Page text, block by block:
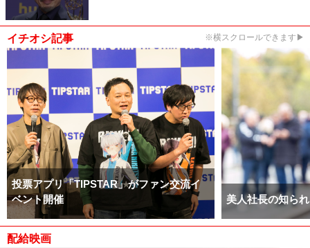
イチオシ記事 ※横スクロールできます▶
投票アプリ「TIPSTAR」がファン交流イ
ベント開催
美人社長の知ら
配給映画